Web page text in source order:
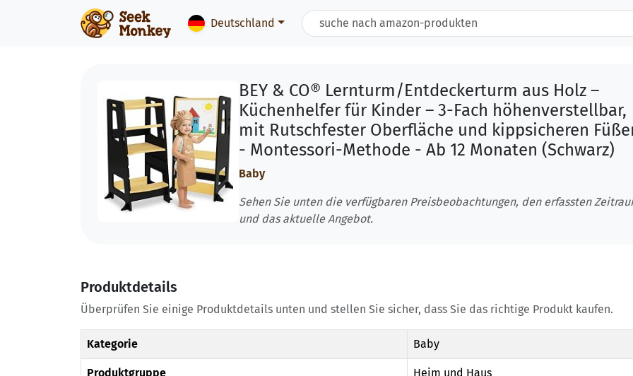
Deutschland
BEY & CO® Lernturm/Entdeckerturm aus Holz –
Küchenhelfer für Kinder – 3-Fach höhenverstellbar,
mit Rutschfester Oberfläche und kippsicheren
- Montessori-Methode - Ab 12 Monaten (Schwarz)
Baby
Sehen Sie unten die verfügbaren Preisbeobachtungen, den erfassten
und das aktuelle Angebot.
Produktdetails
Überprüfen Sie einige Produktdetails unten und stellen Sie sicher, dass Sie das richtige Produkt kaufen.
Kategorie Baby
Produktgruppe Heim und Haus